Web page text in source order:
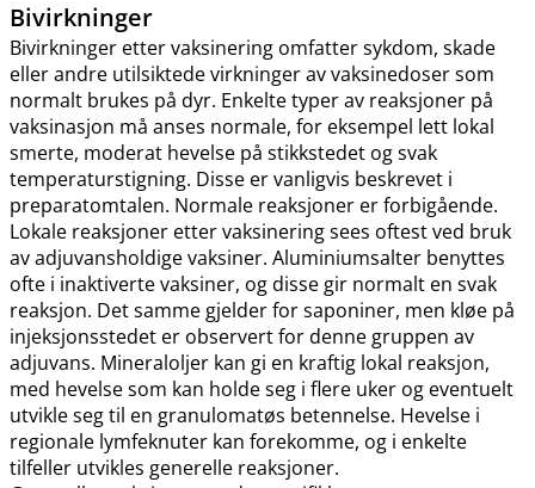
Bivirkninger
Bivirkninger etter vaksinering omfatter sykdom, skade
eller andre utilsiktede virkninger av vaksinedoser som
normalt brukes på dyr. Enkelte typer av reaksjoner på
vaksinasjon må anses normale, for eksempel lett lokal
smerte, moderat hevelse på stikkstedet og svak
temperaturstigning. Disse er vanligvis beskrevet i
preparatomtalen. Normale reaksjoner er forbigående.
Lokale reaksjoner etter vaksinering sees oftest ved bruk
av adjuvansholdige vaksiner. Aluminiumsalter benyttes
ofte i inaktiverte vaksiner, og disse gir normalt en svak
reaksjon. Det samme gjelder for saponiner, men kløe på
injeksjonsstedet er observert for denne gruppen av
adjuvans. Mineraloljer kan gi en kraftig lokal reaksjon,
med hevelse som kan holde seg i flere uker og eventuelt
utvikle seg til en granulomatøs betennelse. Hevelse i
regionale lymfeknuter kan forekomme, og i enkelte
tilfeller utvikles generelle reaksjoner.